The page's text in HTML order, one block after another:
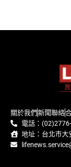
關於我們新聞聯絡
電話：
地址：台北市大